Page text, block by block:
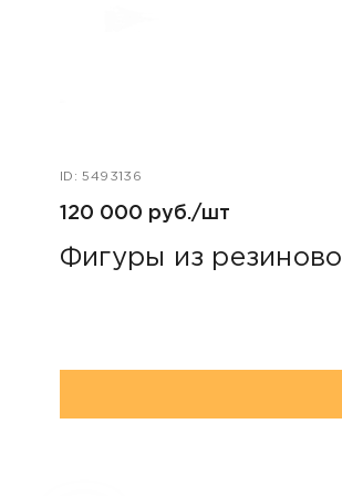
ID: 5493136
120 000 руб./шт
Фигуры из